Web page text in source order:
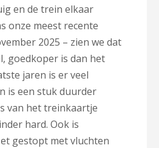
en de trein elkaar
onze meest recente
2025 – zien we dat
goedkoper is dan het
jaren is er veel
is een stuk duurder
van het treinkaartje
hard. Ook is
gestopt met vluchten